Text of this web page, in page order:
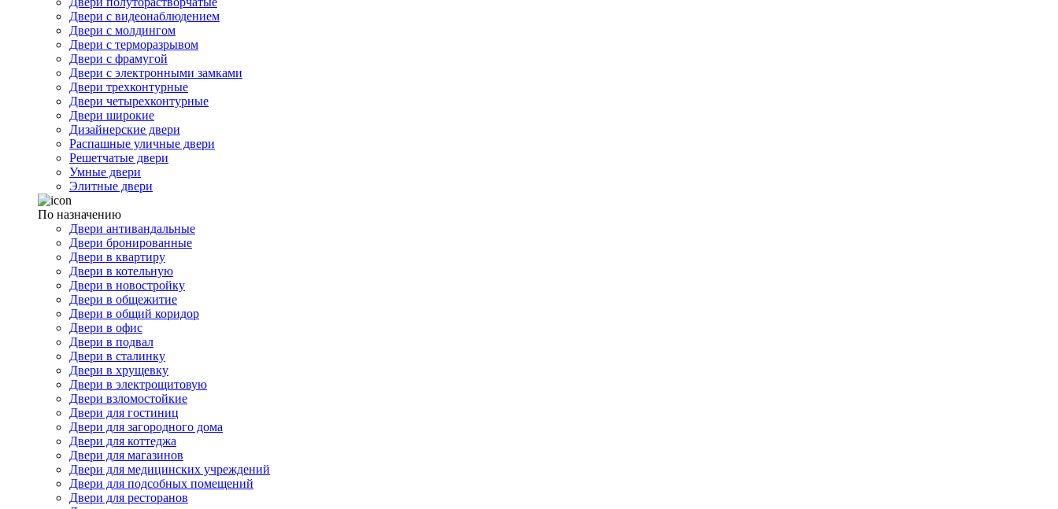
Двери с видеонаблюдением
Двери с молдингом
Двери с терморазрывом
Двери с фрамугой
Двери с электронными замками
Двери трехконтурные
Двери четырехконтурные
Двери широкие
Дизайнерские двери
Распашные уличные двери
Решетчатые двери
Умные двери
Элитные двери
По назначению
Двери антивандальные
Двери бронированные
Двери в квартиру
Двери в котельную
Двери в новостройку
Двери в общежитие
Двери в общий коридор
Двери в офис
Двери в подвал
Двери в сталинку
Двери в хрущевку
Двери в электрощитовую
Двери взломостойкие
Двери для гостиниц
Двери для загородного дома
Двери для коттеджа
Двери для магазинов
Двери для медицинских учреждений
Двери для подсобных помещений
Двери для ресторанов